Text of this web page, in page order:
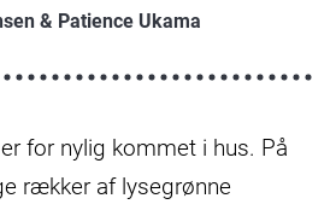
& Patience Ukama
for nylig kommet i hus. På
rækker af lysegrønne